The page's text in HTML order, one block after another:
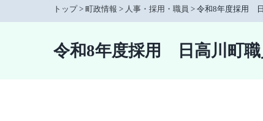
トップ> 町政情報 > 人事・採用・職員 > 令和8年度採用
令和8年度採用 日高川町職